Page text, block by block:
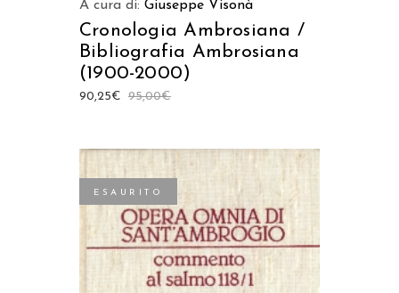
A cura di: Giuseppe Visonà
Cronologia Ambrosiana /
Bibliografia Ambrosiana
(1900-2000)
95,00€
90,25€
ESAURITO